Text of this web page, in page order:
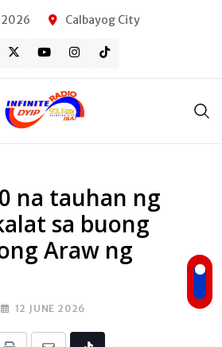
Calbayog City
na tauhan ng
sa buong
Araw ng
12 JUNE 2026